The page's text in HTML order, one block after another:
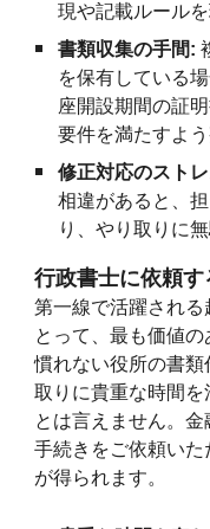
現や記載ルール
書類収集の手間:
を保有している
座開設期間の証
要件を満たすよ
修正対応のスト
相違があると、
り、やり取りに
行政書士に依頼
第一線で活躍され
とって、最も価値の
慣れない役所の書類
取りに貴重な時間
とは言えません。
手続きをご依頼いた
が得られます。